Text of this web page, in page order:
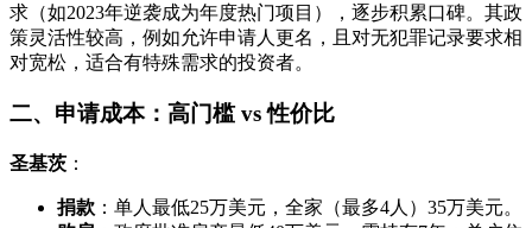
求（如2023年逆袭成为年度热门项目），逐步积累口碑。其政
策灵活性较高，例如允许申请人更名，且对无犯罪记录要求相
对宽松，适合有特殊需求的投资者。
二、申请成本：高门槛 vs 性价比
圣基茨 ：
捐款 ：单人最低25万美元，全家（最多4人）35万美元。